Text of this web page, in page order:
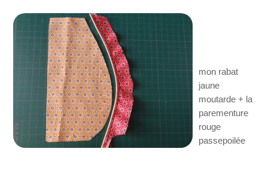
mon rabat
jaune
moutarde + la
parementure
rouge
passepoilée